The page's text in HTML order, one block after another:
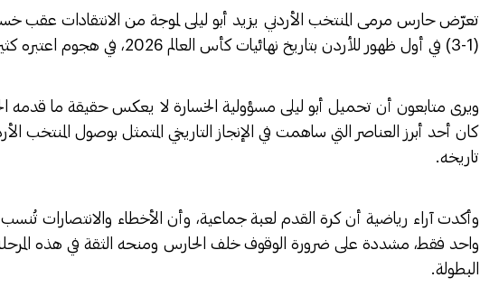
تعرّض حارس مرمى المنتخب الأردني يزيد أبو ليلى لموجة من الانتقادات عقب
(1-3) في أول ظهور للأردن بتاريخ نهائيات كأس العالم 2026، في هجوم اعتبره كثيرون مبالغاً فيه وغير منصف.
ويرى متابعون أن تحميل أبو ليلى مسؤولية الخسارة لا يعكس حقيقة ما قدمه
كان أحد أبرز العناصر التي ساهمت في الإنجاز التاريخي المتمثل بوصول المنتخب
تاريخه.
وأكدت آراء رياضية أن كرة القدم لعبة جماعية، وأن الأخطاء والانتصارات
واحد فقط، مشددة على ضرورة الوقوف خلف الحارس ومنحه الثقة في هذه
البطولة.